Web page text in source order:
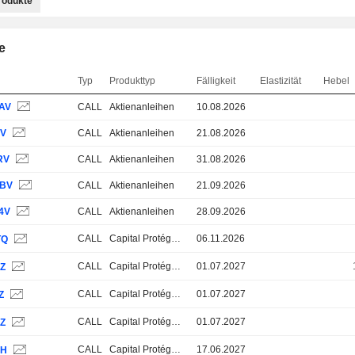
Typ Produkttyp Fälligkeit Elastizität Hebel
CALL Aktienanleihen 10.08.2026
CALL Aktienanleihen 21.08.2026
CALL Aktienanleihen 31.08.2026
CALL Aktienanleihen 21.09.2026
CALL Aktienanleihen 28.09.2026
CALL Capital Protégé 100% 06.11.2026
CALL Capital Protégé 100% 01.07.2027
CALL Capital Protégé 100% 01.07.2027
CALL Capital Protégé 100% 01.07.2027
CALL Capital Protégé 100% 17.06.2027